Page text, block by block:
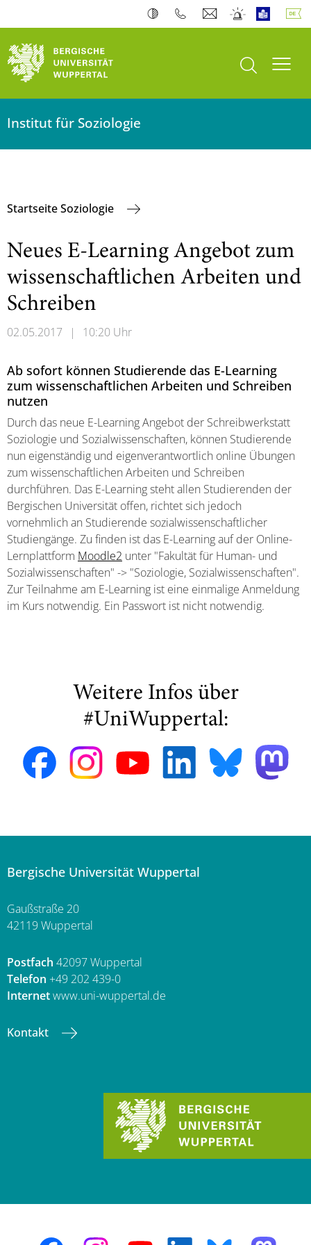
Suche öffnen
Institut für Soziologie
Startseite Soziologie
Neues E-Learning Angebot zum
wissenschaftlichen Arbeiten und
Schreiben
02.05.2017 | 10:20 Uhr
Ab sofort können Studierende das E-Learning
zum wissenschaftlichen Arbeiten und Schreiben
nutzen
Durch das neue E-Learning Angebot der Schreibwerkstatt
Soziologie und Sozialwissenschaften, können Studierende
nun eigenständig und eigenverantwortlich online Übungen
zum wissenschaftlichen Arbeiten und Schreiben
durchführen. Das E-Learning steht allen Studierenden der
Bergischen Universität offen, richtet sich jedoch
vornehmlich an Studierende sozialwissenschaftlicher
Studiengänge. Zu finden ist das E-Learning auf der Online-
Lernplattform Moodle2 unter "Fakultät für Human- und
Sozialwissenschaften" -> "Soziologie, Sozialwissenschaften".
Zur Teilnahme am E-Learning ist eine einmalige Anmeldung
im Kurs notwendig. Ein Passwort ist nicht notwendig.
Weitere Infos über
#UniWuppertal:
Bergische Universität Wuppertal
Gaußstraße 20
42119 Wuppertal
Postfach 42097 Wuppertal
Telefon +49 202 439-0
Internetwww.uni-wuppertal.de
Kontakt